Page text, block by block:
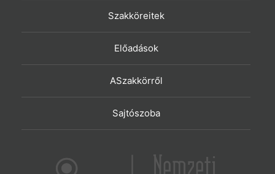
Szakköreitek
Előadások
ASzakkörről
Sajtószoba